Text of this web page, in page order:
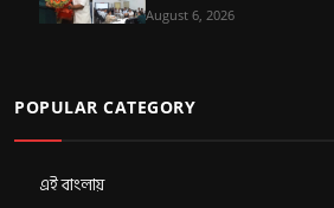
August 6, 2026
POPULAR CATEGORY
এই বাংলায়